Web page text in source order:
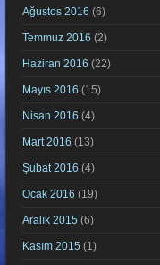
Ağustos 2016 (6)
Temmuz 2016 (2)
Haziran 2016 (22)
Mayıs 2016 (15)
Nisan 2016 (4)
Mart 2016 (13)
Şubat 2016 (4)
Ocak 2016 (19)
Aralık 2015 (6)
Kasım 2015 (1)